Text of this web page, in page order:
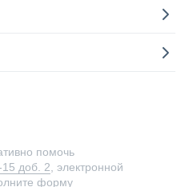
помочь
доб. 2 , электронной
форму